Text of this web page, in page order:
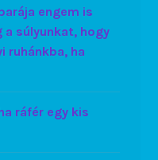
engem is
súlyunkat, hogy
ruhánkba, ha
ráfér egy kis